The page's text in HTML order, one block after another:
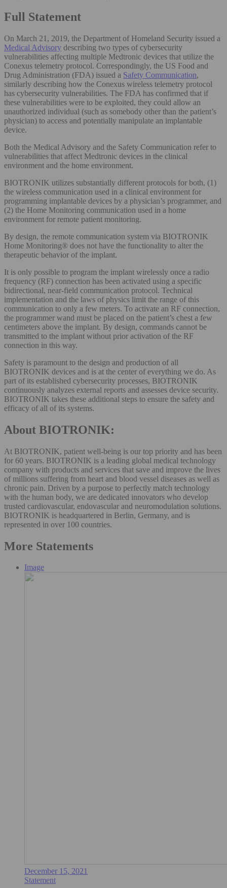
Full Statement
On March 21, 2019, the Department of Homeland Security issued a
Medical Advisory describing two types of cybersecurity
vulnerabilities affecting multiple Medtronic devices that utilize the
Conexus telemetry protocol. Correspondingly, the US Food and
Drug Administration (FDA) issued a Safety Communication,
similarly describing how the Conexus wireless telemetry protocol
has cybersecurity vulnerabilities. The FDA has confirmed that if
these vulnerabilities were to be exploited, they could allow an
unauthorized individual (such as somebody other than the patient’s
physician) to access and potentially manipulate an implantable
device.
Both the Medical Advisory and the Safety Communication refer to
vulnerabilities that affect Medtronic devices in the clinical
environment and the home environment.
BIOTRONIK utilizes substantially different protocols for both, (1)
the wireless communication used in a clinical environment for
programming implantable devices by a physician’s programmer, and
(2) the Home Monitoring communication used in a home
environment for remote patient monitoring.
By design, the remote communication system via BIOTRONIK
Home Monitoring® does not have the functionality to alter the
therapeutic behavior of the implant.
It is only possible to program the implant wirelessly once a radio
frequency (RF) connection has been activated using a specific
bidirectional, near-field communication protocol. Technical
implementation and the laws of physics limit the range of this
communication to only a few meters. To activate an RF connection,
the programmer wand must be placed on the patient’s chest a few
centimeters above the implant. By design, commands cannot be
transmitted to the implant without prior activation of the RF
connection in this way.
Safety is paramount to the design and production of all
BIOTRONIK devices and is at the center of everything we do. As
part of its established cybersecurity processes, BIOTRONIK
continuously analyzes external reports and assesses device security.
BIOTRONIK takes these additional steps to ensure the safety and
efficacy of all of its systems.
About BIOTRONIK:
At BIOTRONIK, patient well-being is our top priority and has been
for 60 years. BIOTRONIK is a leading global medical technology
company with products and services that save and improve the lives
of millions suffering from heart and blood vessel diseases as well as
chronic pain. Driven by a purpose to perfectly match technology
with the human body, we are dedicated innovators who develop
trusted cardiovascular, endovascular and neuromodulation solutions.
BIOTRONIK is headquartered in Berlin, Germany, and is
represented in over 100 countries.
More Statements
Image
December 15, 2021
Statement